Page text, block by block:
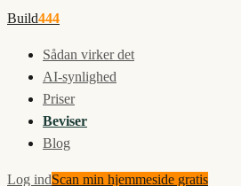
Build444
Sådan virker det
AI-synlighed
Priser
Beviser
Blog
Log indScan min hjemmeside gratis